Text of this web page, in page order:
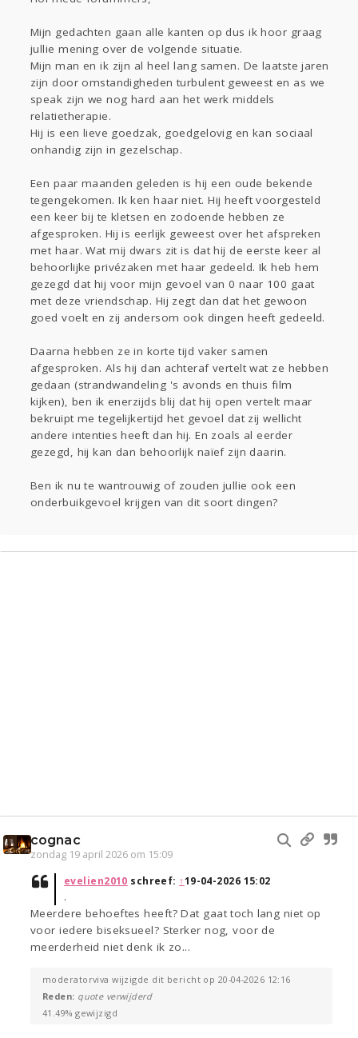
Contact
Gevraagd
Horen Doen
Zien
Lezen
Mijn gedachten gaan alle kanten op dus ik hoor graag
jullie mening over de volgende situatie.
Mijn man en ik zijn al heel lang samen. De laatste jaren
zijn door omstandigheden turbulent geweest en as we
speak zijn we nog hard aan het werk middels
relatietherapie.
Hij is een lieve goedzak, goedgelovig en kan sociaal
onhandig zijn in gezelschap.
Een paar maanden geleden is hij een oude bekende
tegengekomen. Ik ken haar niet. Hij heeft voorgesteld
een keer bij te kletsen en zodoende hebben ze
afgesproken. Hij is eerlijk geweest over het afspreken
met haar. Wat mij dwars zit is dat hij de eerste keer al
behoorlijke privézaken met haar gedeeld. Ik heb hem
gezegd dat hij voor mijn gevoel van 0 naar 100 gaat
met deze vriendschap. Hij zegt dan dat het gewoon
goed voelt en zij andersom ook dingen heeft gedeeld.
Daarna hebben ze in korte tijd vaker samen
afgesproken. Als hij dan achteraf vertelt wat ze hebben
gedaan (strandwandeling 's avonds en thuis film
kijken), ben ik enerzijds blij dat hij open vertelt maar
bekruipt me tegelijkertijd het gevoel dat zij wellicht
andere intenties heeft dan hij. En zoals al eerder
gezegd, hij kan dan behoorlijk naïef zijn daarin.
Ben ik nu te wantrouwig of zouden jullie ook een
onderbuikgevoel krijgen van dit soort dingen?
cognac
zondag 19 april 2026 om 15:09
evelien2010 schreef: ↑19-04-2026 15:02
.
Meerdere behoeftes heeft? Dat gaat toch lang niet op
voor iedere biseksueel? Sterker nog, voor de
meerderheid niet denk ik zo...
moderatorviva wijzigde dit bericht op 20-04-2026 12:16
Reden: quote verwijderd
41.49% gewijzigd